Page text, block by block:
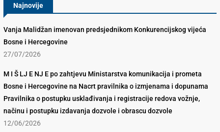
Najnovije
Vanja Malidžan imenovan predsjednikom Konkurencijskog vijeća
Bosne i Hercegovine
27/07/2026
M I Š LJ E NJ E po zahtjevu Ministarstva komunikacija i prometa
Bosne i Hercegovine na Nacrt pravilnika o izmjenama i dopunama
Pravilnika o postupku usklađivanja i registracije redova vožnje,
načinu i postupku izdavanja dozvole i obrascu dozvole
12/06/2026